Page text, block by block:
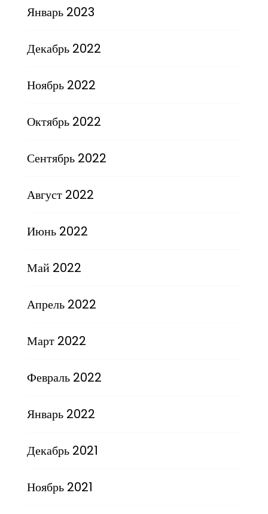
Январь 2023
Декабрь 2022
Ноябрь 2022
Октябрь 2022
Сентябрь 2022
Август 2022
Июнь 2022
Май 2022
Апрель 2022
Март 2022
Февраль 2022
Январь 2022
Декабрь 2021
Ноябрь 2021